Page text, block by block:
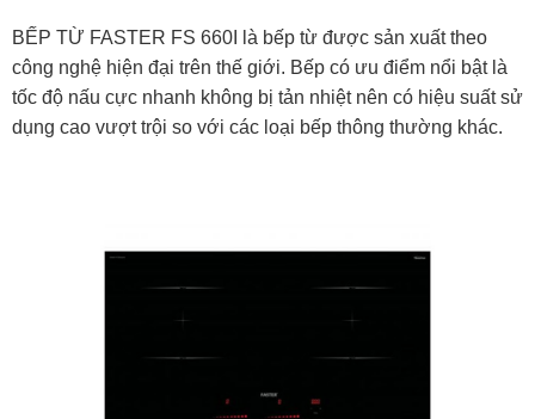
BẾP TỪ FASTER FS 660I là bếp từ được sản xuất theo
công nghệ hiện đại trên thế giới. Bếp có ưu điểm nổi bật là
tốc độ nấu cực nhanh không bị tản nhiệt nên có hiệu suất sử
dụng cao vượt trội so với các loại bếp thông thường khác.